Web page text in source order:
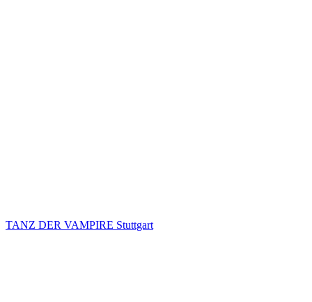
TANZ DER VAMPIRE Stuttgart